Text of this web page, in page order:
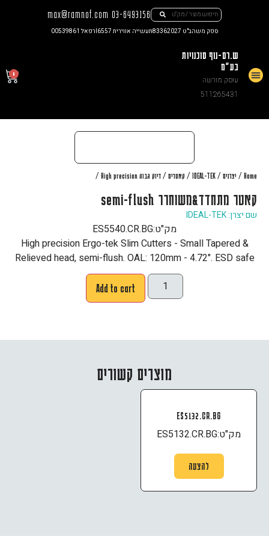
03-6493156
max@ramnof.com
ספק משהב"ט 83362027 תעשייה אווירית I6557 רפאל 00539861
ש.רם-נוף סוכנויות
בע"מ
עוסק מורשה
511265431
0
Home
/ יצרנים /
IDEAL-TEK
/ קאטרים / דיוק גבוה High precision /
קאטר מתחדד&משוחרר semi-flush
שם יצרן: IDEAL-TEK
מק"ט:ES5540.CR.BG
High precision Ergo-tek Slim Cutters - Small Tapered &
Relieved head, semi-flush. OAL: 120mm - 4.72". ESD safe
Add to cart
מוצרים קשורים
ES5132.CR.BG
מק"ט:ES5132.CR.BG
להצעה